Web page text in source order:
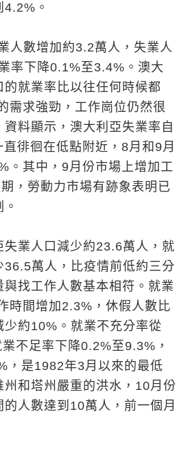
。
人數增加約3.2萬人，失業人
率下降0.1%至3.4%。澳大
就業率比以往任何時候都
需求強勁，工作崗位仍然很
料顯示，澳大利亞失業率自
徘徊在低點附近，8月和9月
。其中，9月份市場上增加工
，勞動力市場有跡象表明已
失業人口減少約23.6萬人，就
36.5萬人，比疫情前低約三分
找工作人數基本相符。就業
時間增加2.3%，休假人數比
約10%。就業不充分率從
不足率下降0.2%至9.3%，
，是1982年3月以來的最低
和塔州嚴重的洪水，10月份
人數達到10萬人，前一個月